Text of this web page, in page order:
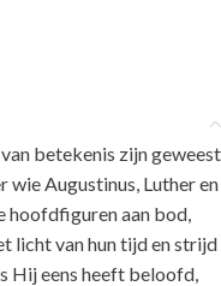
betekenis zijn geweest
wie Augustinus, Luther en
hoofdfiguren aan bod,
licht van hun tijd en strijd
Hij eens heeft beloofd,